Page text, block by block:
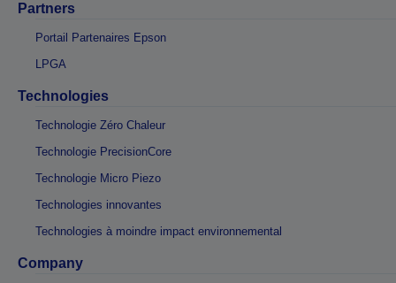
Partners
Portail Partenaires Epson
LPGA
Technologies
Technologie Zéro Chaleur
Technologie PrecisionCore
Technologie Micro Piezo
Technologies innovantes
Technologies à moindre impact environnemental
Company